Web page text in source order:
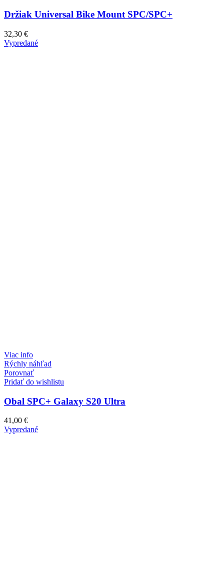
Držiak Universal Bike Mount SPC/SPC+
32,30 €
Vypredané
Viac info
Rýchly náhľad
Porovnať
Pridať do wishlistu
Obal SPC+ Galaxy S20 Ultra
41,00 €
Vypredané